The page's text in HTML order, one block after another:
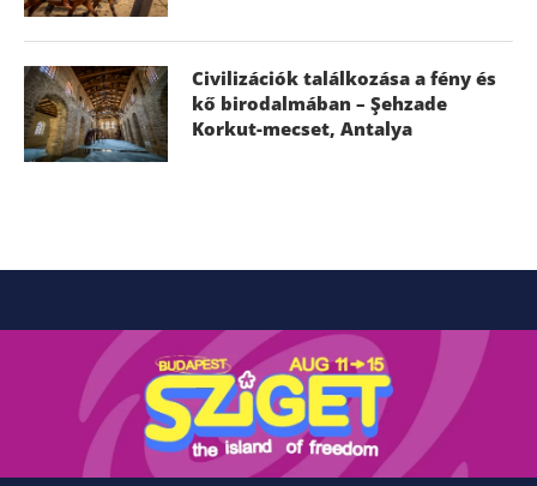
Civilizációk találkozása a fény és
kő birodalmában – Şehzade
Korkut-mecset, Antalya